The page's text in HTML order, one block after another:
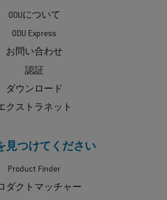
ODUについて
ODU Express
お問い合わせ
認証
ダウンロード
クストラネット
見つけてください
Product Finder
ダクトマッチャー